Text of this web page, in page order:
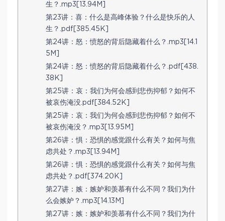
生？.mp3[13.94M]
第23讲：喜：什么是高峰体验？什么是快乐的人
生？.pdf[385.45K]
第24讲：怒：愤怒的背后隐藏着什么？.mp3[14.1
5M]
第24讲：怒：愤怒的背后隐藏着什么？.pdf[438.
38K]
第25讲：哀：我们为何会感到悲伤抑郁？如何不
被哀伤淹没.pdf[384.52K]
第25讲：哀：我们为何会感到悲伤抑郁？如何不
被哀伤淹没？.mp3[13.95M]
第26讲：惧：恐惧的感觉跟什么有关？如何与焦
虑共处？.mp3[13.94M]
第26讲：惧：恐惧的感觉跟什么有关？如何与焦
虑共处？.pdf[374.20K]
第27讲：嫉：嫉妒和羡慕有什么不同？我们为什
么会嫉妒？.mp3[14.13M]
第27讲：嫉：嫉妒和羡慕有什么不同？我们为什